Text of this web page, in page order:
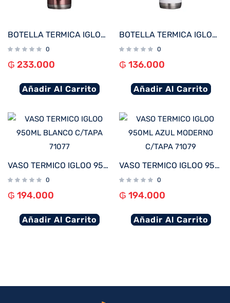
BOTELLA TERMICA IGLOO 1.4L ROSA C/MANIJA 71098
0
₲ 233.000
Añadir Al Carrito
BOTELLA TERMICA IGLOO 600ML BLANCO C/MANIJA 71084
0
₲ 136.000
Añadir Al Carrito
VASO TERMICO IGLOO 950ML BLANCO C/TAPA 71077
0
₲ 194.000
Añadir Al Carrito
VASO TERMICO IGLOO 950ML AZUL MODERNO C/TAPA 71079
0
₲ 194.000
Añadir Al Carrito